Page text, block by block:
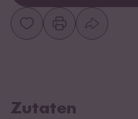
Zutaten